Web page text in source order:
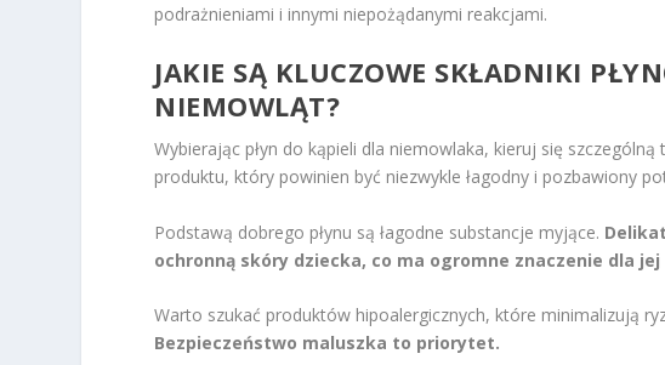
podrażnieniami i innymi niepożądanymi reakcjami.
JAKIE SĄ KLUCZOWE SKŁADNIKI
NIEMOWLĄT?
Wybierając płyn do kąpieli dla niemowlaka, kieruj się
produktu, który powinien być niezwykle łagodny i pozbawiony
Podstawą dobrego płynu są łagodne substancje myjące.
ochronną skóry dziecka, co ma ogromne znaczenie dla jej
Warto szukać produktów hipoalergicznych, które minimalizują
Bezpieczeństwo maluszka to priorytet.